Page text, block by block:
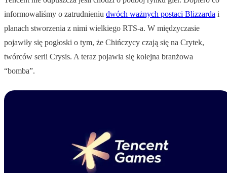
informowaliśmy o zatrudnieniu dwóch ważnych postaci Blizzarda i
planach stworzenia z nimi wielkiego RTS-a. W międzyczasie
pojawiły się pogłoski o tym, że Chińczycy czają się na Crytek,
twórców serii Crysis. A teraz pojawia się kolejna branżowa
“bomba”.